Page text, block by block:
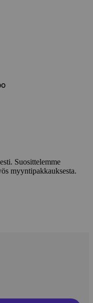
Suosittelemme
myyntipakkauksesta.